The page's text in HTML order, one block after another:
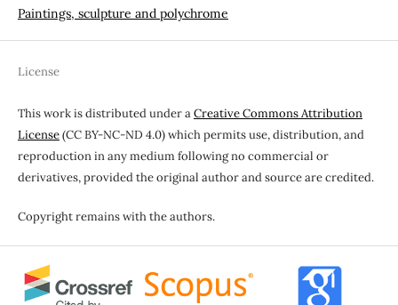
Paintings, sculpture and polychrome
License
This work is distributed under aCreative Commons Attribution
License(CC BY-NC-ND 4.0) which permits use, distribution, and
reproduction in any medium following no commercial or
derivatives, provided the original author and source are credited.
Copyright remains with the authors.